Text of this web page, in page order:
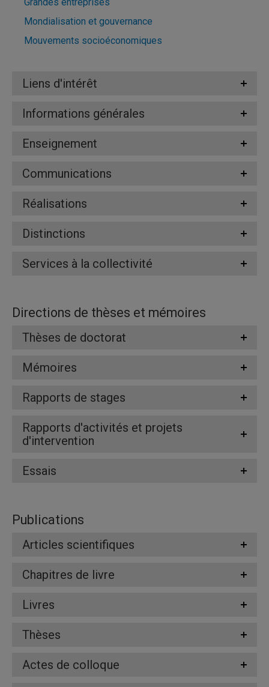
Mondialisation et gouvernance
Mouvements socioéconomiques
Liens d'intérêt
Informations générales
Enseignement
Communications
Réalisations
Distinctions
Services à la collectivité
Directions de thèses et mémoires
Thèses de doctorat
Mémoires
Rapports de stages
Rapports d'activités et projets
d'intervention
Essais
Publications
Articles scientifiques
Chapitres de livre
Livres
Thèses
Actes de colloque